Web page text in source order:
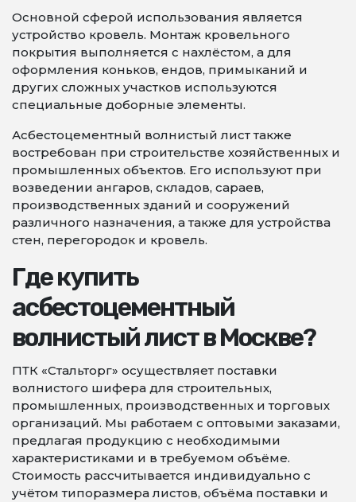
Основной сферой использования является
устройство кровель. Монтаж кровельного
покрытия выполняется с нахлёстом, а для
оформления коньков, ендов, примыканий и
других сложных участков используются
специальные доборные элементы.
Асбестоцементный волнистый лист также
востребован при строительстве хозяйственных и
промышленных объектов. Его используют при
возведении ангаров, складов, сараев,
производственных зданий и сооружений
различного назначения, а также для устройства
стен, перегородок и кровель.
Где купить
асбестоцементный
волнистый лист в Москве?
ПТК «Стальторг» осуществляет поставки
волнистого шифера для строительных,
промышленных, производственных и торговых
организаций. Мы работаем с оптовыми заказами,
предлагая продукцию с необходимыми
характеристиками и в требуемом объёме.
Стоимость рассчитывается индивидуально с
учётом типоразмера листов, объёма поставки и